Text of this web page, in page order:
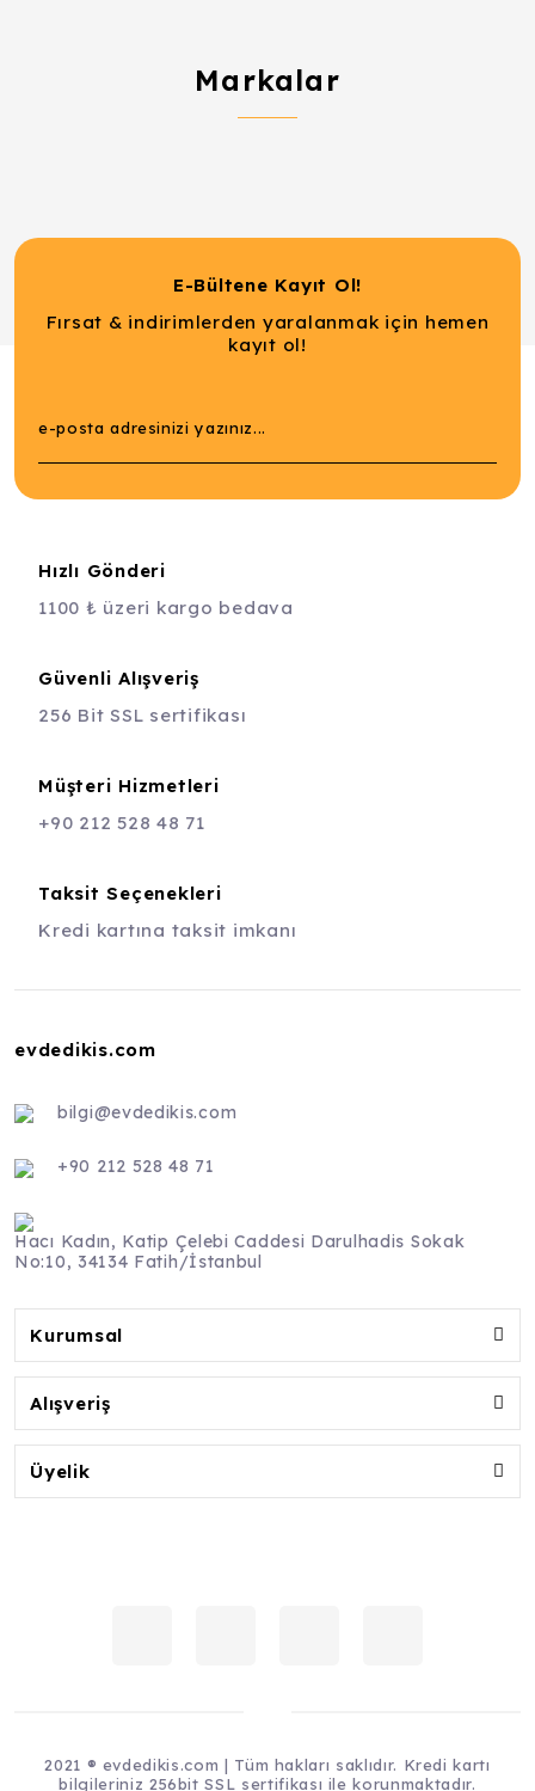
Markalar
E-Bültene Kayıt Ol!
Fırsat & indirimlerden yaralanmak için hemen
kayıt ol!
Hızlı Gönderi
1100 ₺ üzeri kargo bedava
Güvenli Alışveriş
256 Bit SSL sertifikası
Müşteri Hizmetleri
+90 212 528 48 71
Taksit Seçenekleri
Kredi kartına taksit imkanı
evdedikis.com
bilgi@evdedikis.com
+90 212 528 48 71
Hacı Kadın, Katip Çelebi Caddesi Darulhadis Sokak
No:10, 34134 Fatih/İstanbul
Kurumsal
Alışveriş
Üyelik
2021 ® evdedikis.com | Tüm hakları saklıdır. Kredi kartı
bilgileriniz 256bit SSL sertifikası ile korunmaktadır.